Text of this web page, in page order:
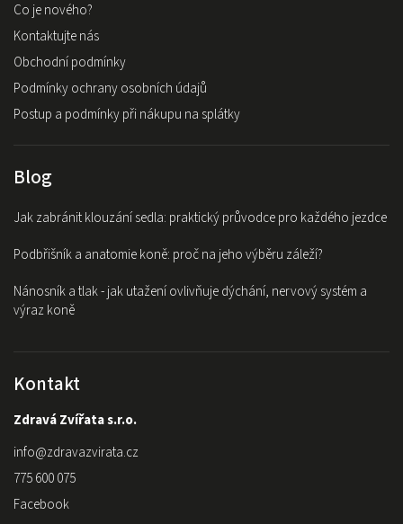
Co je nového?
Kontaktujte nás
Obchodní podmínky
Podmínky ochrany osobních údajů
Postup a podmínky při nákupu na splátky
Blog
Jak zabránit klouzání sedla: praktický průvodce pro každého jezdce
Podbřišník a anatomie koně: proč na jeho výběru záleží?
Nánosník a tlak - jak utažení ovlivňuje dýchání, nervový systém a
výraz koně
Kontakt
Zdravá Zvířata s.r.o.
info@zdravazvirata.cz
775 600 075
Facebook